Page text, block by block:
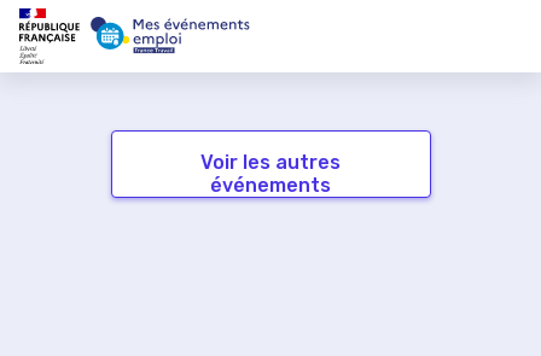
Voir les autres
événements